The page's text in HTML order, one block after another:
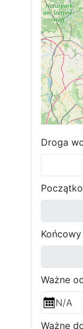
Droga
Ważne
Ważne